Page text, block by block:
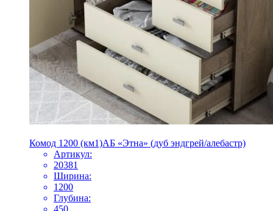
Комод 1200 (км1)АБ «Этна» (дуб эндгрей/алебастр)
Артикул:
20381
Ширина:
1200
Глубина:
450